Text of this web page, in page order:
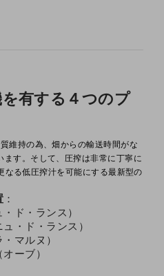
有する４つのプ
維持の為、畑からの輸送時間がな
ます。そして、圧搾は非常に丁寧に
なる低圧搾汁を可能にする最新型の
：
ド・ランス）
・ド・ランス）
マルヌ）
ーブ）